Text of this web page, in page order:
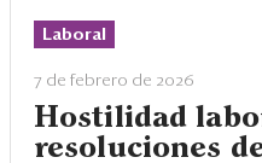
Laboral
7 de febrero de 2026
Hostilidad
resoluciones